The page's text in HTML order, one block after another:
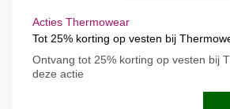
Acties Thermowear
Tot 25% korting op vesten bij
Ontvang tot 25% korting op vesten bij
deze actie